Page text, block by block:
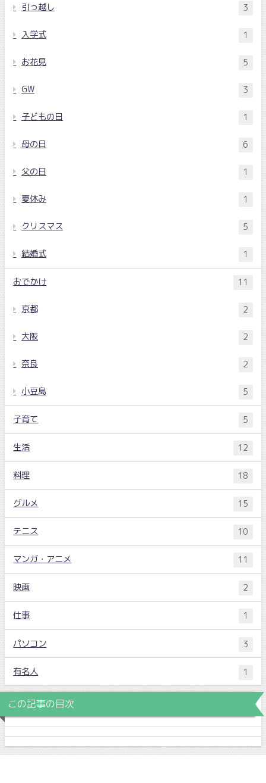
引っ越し 3
入学式 1
お花見 5
GW 3
子どもの日 1
母の日 6
父の日 1
夏休み 1
クリスマス 5
結婚式 1
おでかけ 11
京都 2
大阪 2
奈良 2
小豆島 5
子育て 5
生活 12
料理 18
グルメ 15
テニス 10
マンガ・アニメ 11
映画 2
仕事 1
パソコン 3
有名人 1
この記事の目次